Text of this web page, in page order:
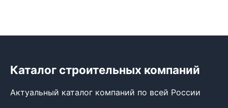
Каталог строительных компаний
Актуальный каталог компаний по всей России